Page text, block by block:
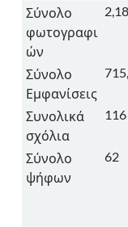
Σύνολο
φωτογραφι
ών
Σύνολο
Εμφανίσεις
Συνολικά
σχόλια
116
Σύνολο
ψήφων
62